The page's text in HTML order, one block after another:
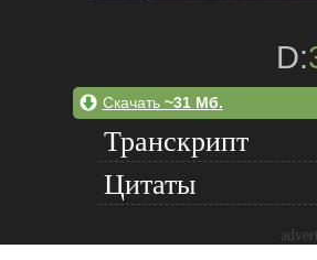
D:
Скачать ~31 Мб.
Транскрипт
Цитаты